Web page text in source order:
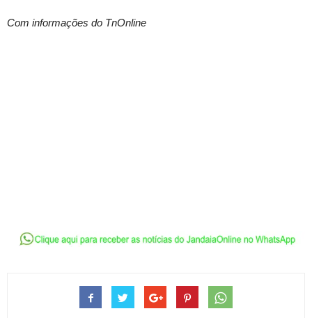
Com informações do TnOnline